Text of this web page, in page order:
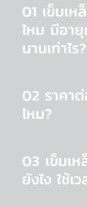
01 เข็มเห
ไหม มีอายุ
นานเท่าไร?
Hot Dip
หนามากถึง
การทดลองใน
เฉลี่ยประมาณ
เท่านั้น (กัดกร่
สนิม ไม่ได้กรัด
02 ราคา
ไหม?
65,000 บาท
รวมค่าติดตั้งเ
ทำงานต่อกับห
03 เข็มเ
ยังไง ใช้เ